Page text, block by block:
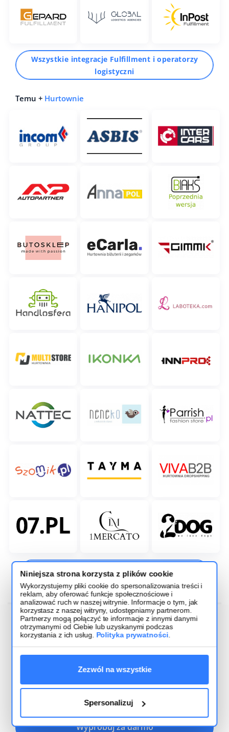
Niniejsza strona korzysta z plików cookie
Wykorzystujemy pliki cookie do spersonalizowania treści i
reklam, aby oferować funkcje społecznościowe i
analizować ruch w naszej witrynie. Informacje o tym, jak
korzystasz z naszej witryny, udostępniamy partnerom.
Partnerzy mogą połączyć te informacje z innymi danymi
otrzymanymi od Ciebie lub uzyskanymi podczas
korzystania z ich usług. Polityka prywatności.
Zezwól na wszystkie
Spersonalizuj
Wszystkie integracje Fulfillment i operatorzy
logistyczni
Temu + Hurtownie
Przeglądaj katalog zintegrowanych hurtowni
Testuj bezpłatnie przez 14 dni
wszystkie integracje i funkcje
systemu
Wypróbuj za darmo